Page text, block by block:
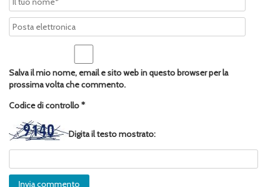
Salva il mio nome, email e sito web in questo browser per la
prossima volta che commento.
Codice di controllo*
Digita il testo mostrato: